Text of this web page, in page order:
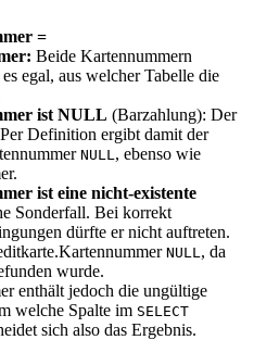
=
Beide Kartennummern
egal, aus welcher Tabelle die
ist NULL (Barzahlung): Der
Definition ergibt damit der
NULL , ebenso wie
ist eine nicht-existente
Sonderfall. Bei korrekt
dürfte er nicht auftreten.
NULL , da
wurde.
enthält jedoch die ungültige
welche Spalte im SELECT
sich also das Ergebnis.